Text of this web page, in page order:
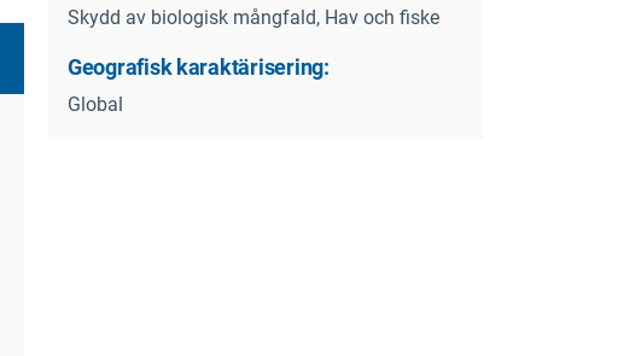
Skydd av biologisk mångfald, Hav och fiske
Geografisk karaktärisering:
Global